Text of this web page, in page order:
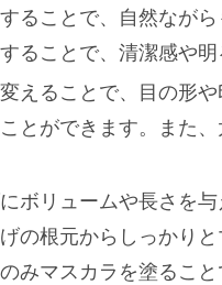
ることで、自然なが
ことで、清潔感や明
えることで、目の形
とができます。また
ボリュームや長さを
の根元からしっかり
みマスカラを塗るこ